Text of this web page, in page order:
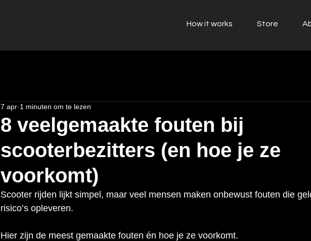
How it works Store
8 veelgemaakte fouten bij
scooterbezitters (en hoe je ze
voorkomt)
7 apr 1 minuten om te lezen
Scooter rijden lijkt simpel, maar veel mensen maken onbewust fouten die
risico’s opleveren.
Hier zijn de meest gemaakte fouten én hoe je ze voorkomt.